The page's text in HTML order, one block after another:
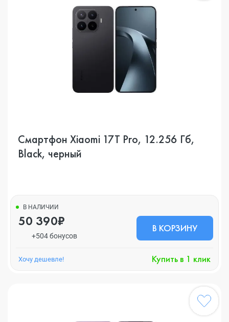
Смартфон Xiaomi 17T Pro, 12.256 Гб,
Black, черный
В НАЛИЧИИ
50 390₽
+504 бонусов
В КОРЗИНУ
Хочу дешевле! Купить в 1 клик